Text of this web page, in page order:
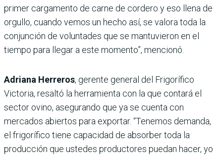
primer cargamento de carne de cordero y eso llena de
orgullo, cuando vemos un hecho así, se valora toda la
conjunción de voluntades que se mantuvieron en el
tiempo para llegar a este momento”, mencionó.
Adriana Herreros, gerente general del Frigorífico
Victoria, resaltó la herramienta con la que contará el
sector ovino, asegurando que ya se cuenta con
mercados abiertos para exportar. “Tenemos demanda,
el frigorífico tiene capacidad de absorber toda la
producción que ustedes productores puedan hacer, yo